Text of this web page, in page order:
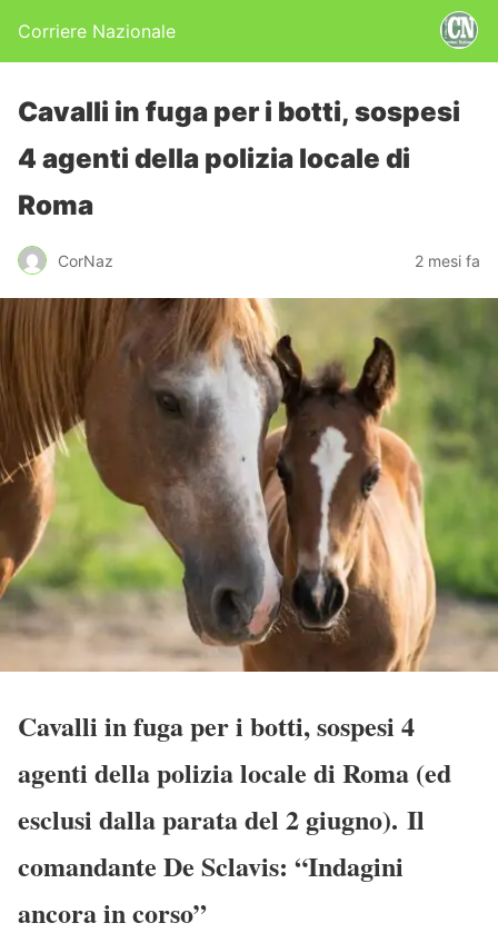
Corriere Nazionale
Cavalli in fuga per i botti, sospesi
4 agenti della polizia locale di
Roma
CorNaz 2 mesi fa
Cavalli in fuga per i botti, sospesi 4
agenti della polizia locale di Roma (ed
esclusi dalla parata del 2 giugno). Il
comandante De Sclavis: “Indagini
ancora in corso”